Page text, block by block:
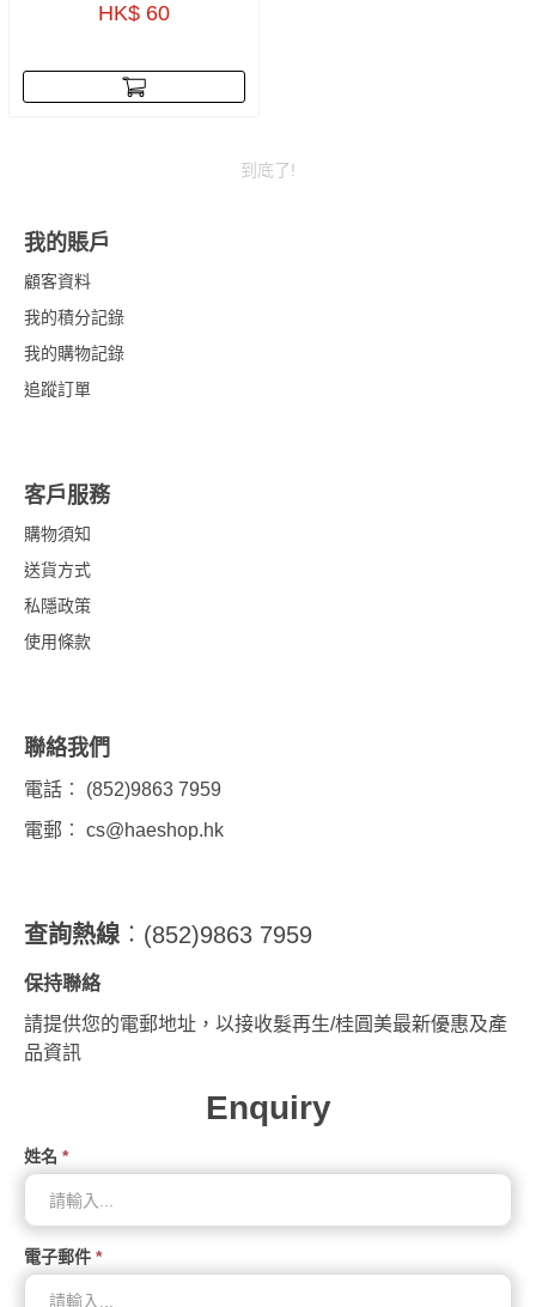
竅通絡，育髮及烏髮
HK$ 60
到底了!
我的賬戶
顧客資料
我的積分記錄
我的購物記錄
追蹤訂單
客戶服務
購物須知
送貨方式
私隱政策
使用條款
聯絡我們
電話︰ (852)9863 7959
電郵︰ cs@haeshop.hk
查詢熱線 ︰(852)9863 7959
保持聯絡
請提供您的電郵地址，以接收髮再生/桂圓美最新優惠及產
品資訊
Enquiry
姓名 *
電子郵件 *